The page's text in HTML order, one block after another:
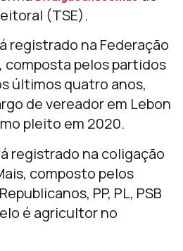
(TSE).
registrado na Federação
composta pelos partidos
últimos quatro anos,
de vereador em Lebon
pleito em 2020.
registrado na coligação
composto pelos
PP, PL, PSB
é agricultor no